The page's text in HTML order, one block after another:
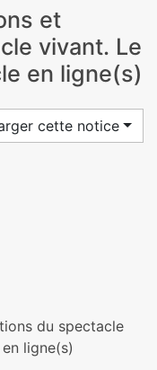
et
vivant. Le
en ligne(s)
cette notice
du spectacle
ligne(s)